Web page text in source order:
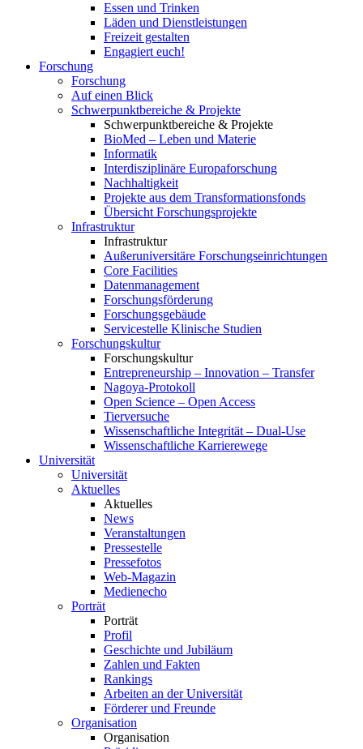
Essen und Trinken
Läden und Dienstleistungen
Freizeit gestalten
Engagiert euch!
Forschung
Forschung
Auf einen Blick
Schwerpunktbereiche & Projekte
Schwerpunktbereiche & Projekte
BioMed – Leben und Materie
Informatik
Interdisziplinäre Europaforschung
Nachhaltigkeit
Projekte aus dem Transformationsfonds
Übersicht Forschungsprojekte
Infrastruktur
Infrastruktur
Außeruniversitäre Forschungseinrichtungen
Core Facilities
Datenmanagement
Forschungsförderung
Forschungsgebäude
Servicestelle Klinische Studien
Forschungskultur
Forschungskultur
Entrepreneurship – Innovation – Transfer
Nagoya-Protokoll
Open Science – Open Access
Tierversuche
Wissenschaftliche Integrität – Dual-Use
Wissenschaftliche Karrierewege
Universität
Universität
Aktuelles
Aktuelles
News
Veranstaltungen
Pressestelle
Pressefotos
Web-Magazin
Medienecho
Porträt
Porträt
Profil
Geschichte und Jubiläum
Zahlen und Fakten
Rankings
Arbeiten an der Universität
Förderer und Freunde
Organisation
Organisation